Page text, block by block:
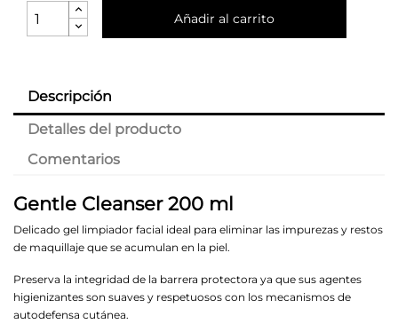
Añadir al carrito
Descripción
Detalles del producto
Comentarios
Gentle Cleanser 200 ml
Delicado gel limpiador facial ideal para eliminar las impurezas y restos
de maquillaje que se acumulan en la piel.
Preserva la integridad de la barrera protectora ya que sus agentes
higienizantes son suaves y respetuosos con los mecanismos de
autodefensa cutánea.